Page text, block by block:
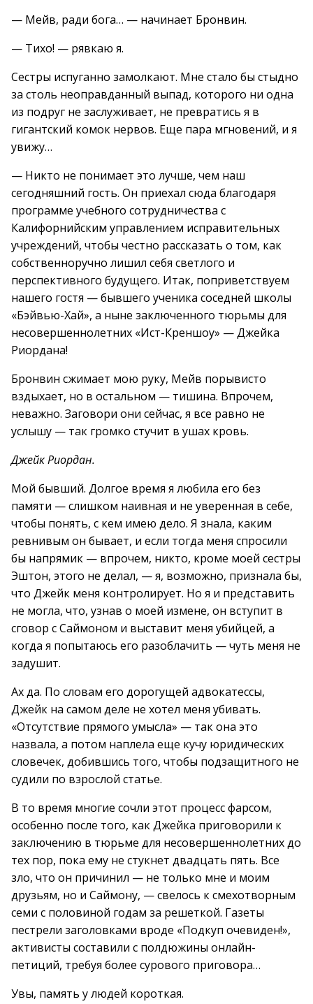
— Мейв, ради бога… — начинает Бронвин.
— Тихо! — рявкаю я.
Сестры испуганно замолкают. Мне стало бы стыдно
за столь неоправданный выпад, которого ни одна
из подруг не заслуживает, не превратись я в
гигантский комок нервов. Еще пара мгновений, и я
увижу…
— Никто не понимает это лучше, чем наш
сегодняшний гость. Он приехал сюда благодаря
программе учебного сотрудничества с
Калифорнийским управлением исправительных
учреждений, чтобы честно рассказать о том, как
собственноручно лишил себя светлого и
перспективного будущего. Итак, поприветствуем
нашего гостя — бывшего ученика соседней школы
«Бэйвью-Хай», а ныне заключенного тюрьмы для
несовершеннолетних «Ист-Креншоу» — Джейка
Риордана!
Бронвин сжимает мою руку, Мейв порывисто
вздыхает, но в остальном — тишина. Впрочем,
неважно. Заговори они сейчас, я все равно не
услышу — так громко стучит в ушах кровь.
Джейк Риордан.
Мой бывший. Долгое время я любила его без
памяти — слишком наивная и не уверенная в себе,
чтобы понять, с кем имею дело. Я знала, каким
ревнивым он бывает, и если тогда меня спросили
бы напрямик — впрочем, никто, кроме моей сестры
Эштон, этого не делал, — я, возможно, признала бы,
что Джейк меня контролирует. Но я и представить
не могла, что, узнав о моей измене, он вступит в
сговор с Саймоном и выставит меня убийцей, а
когда я попытаюсь его разоблачить — чуть меня не
задушит.
Ах да. По словам его дорогущей адвокатессы,
Джейк на самом деле не хотел меня убивать.
«Отсутствие прямого умысла» — так она это
назвала, а потом наплела еще кучу юридических
словечек, добившись того, чтобы подзащитного не
судили по взрослой статье.
В то время многие сочли этот процесс фарсом,
особенно после того, как Джейка приговорили к
заключению в тюрьме для несовершеннолетних до
тех пор, пока ему не стукнет двадцать пять. Все
зло, что он причинил — не только мне и моим
друзьям, но и Саймону, — свелось к смехотворным
семи с половиной годам за решеткой. Газеты
пестрели заголовками вроде «Подкуп очевиден!»,
активисты составили с полдюжины онлайн-
петиций, требуя более сурового приговора…
Увы, память у людей короткая.